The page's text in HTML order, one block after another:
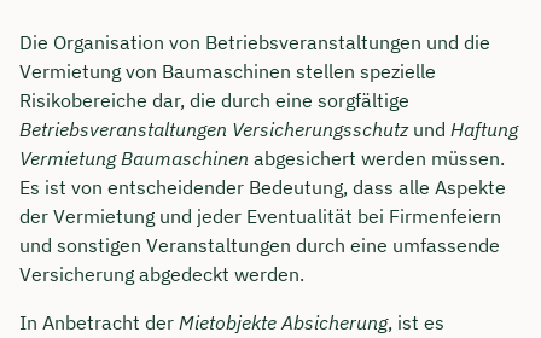
Die Organisation von Betriebsveranstaltungen und die
Vermietung von Baumaschinen stellen spezielle
Risikobereiche dar, die durch eine sorgfältige
Betriebsveranstaltungen Versicherungsschutzund Haftung
Vermietung Baumaschinen abgesichert werden müssen.
Es ist von entscheidender Bedeutung, dass alle Aspekte
der Vermietung und jeder Eventualität bei Firmenfeiern
und sonstigen Veranstaltungen durch eine umfassende
Versicherung abgedeckt werden.
In Anbetracht der Mietobjekte Absicherung, ist es